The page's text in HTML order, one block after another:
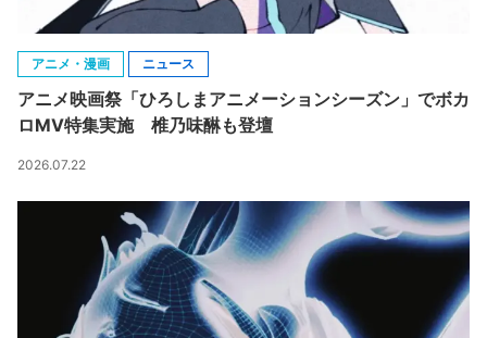
アニメ・漫画 ニュース
アニメ映画祭「ひろしまアニメーションシーズン」でボカ
ロMV特集実施 椎乃味醂も登壇
2026.07.22